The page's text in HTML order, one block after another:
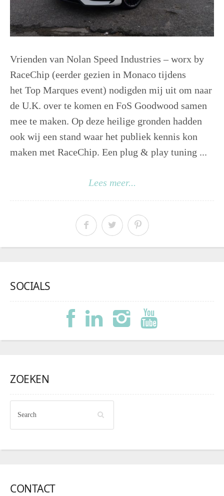
Vrienden van Nolan Speed Industries – worx by
RaceChip (eerder gezien in Monaco tijdens
het Top Marques event) nodigden mij uit om naar
de U.K. over te komen en FoS Goodwood samen
mee te maken. Op deze heilige gronden hadden
ook wij een stand waar het publiek kennis kon
maken met RaceChip. Een plug & play tuning ...
Lees meer...
SOCIALS
ZOEKEN
CONTACT